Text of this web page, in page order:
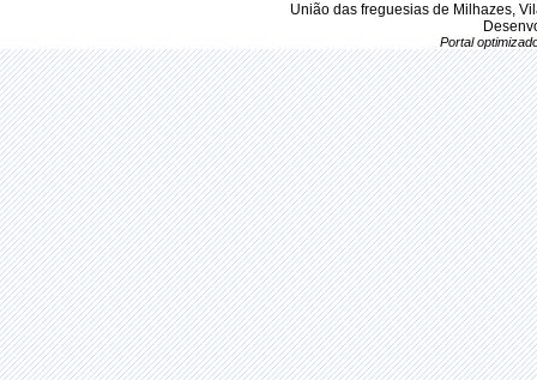
União das freguesias de Milhazes,
Portal